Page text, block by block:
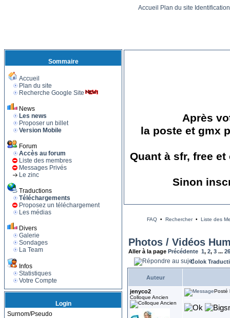
Accueil Plan du site
Sommaire
Accueil
Plan du site
Recherche Google Site
News
Les news
Proposer un billet
Version Mobile
Forum
Accès au forum
Liste des membres
Messages Privés
Le zinc
Traductions
Téléchargements
Proposez un téléchargement
Les médias
Divers
Galerie
Sondages
La Team
Infos
Statistiques
Votre Compte
Login
Surnom/Pseudo
Après
la poste et gmx
Quant à sfr, free
Sinon
FAQ• Rechercher• Liste des
Photos / Vidéos
Aller à la page Précédente 1, 2, 3 ...
Colok
Auteur
jenyco2
Colloque Ancien
Posté